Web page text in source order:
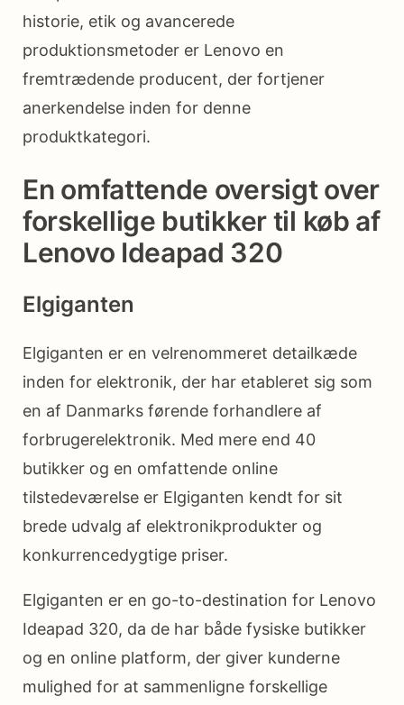
historie, etik og avancerede
produktionsmetoder er Lenovo en
fremtrædende producent, der fortjener
anerkendelse inden for denne
produktkategori.
En omfattende oversigt over
forskellige butikker til køb af
Lenovo Ideapad 320
Elgiganten
Elgiganten er en velrenommeret detailkæde
inden for elektronik, der har etableret sig som
en af Danmarks førende forhandlere af
forbrugerelektronik. Med mere end 40
butikker og en omfattende online
tilstedeværelse er Elgiganten kendt for sit
brede udvalg af elektronikprodukter og
konkurrencedygtige priser.
Elgiganten er en go-to-destination for Lenovo
Ideapad 320, da de har både fysiske butikker
og en online platform, der giver kunderne
mulighed for at sammenligne forskellige